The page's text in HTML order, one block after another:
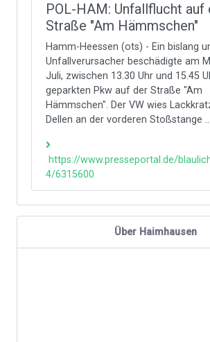
POL-HAM: Unfallflucht auf
Straße "Am Hämmschen"
Hamm-Heessen (ots) - Ein bislang
Unfallverursacher beschädigte am
Juli, zwischen 13.30 Uhr und 15.45
geparkten Pkw auf der Straße "Am
Hämmschen". Der VW wies
Dellen an der vorderen Stoßstange ...
https://www.presseportal.de/
4/6315600
Über Haimhausen